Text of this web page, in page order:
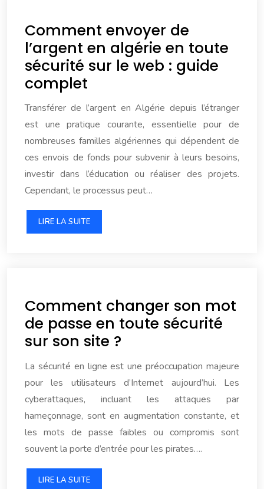
Comment envoyer de
l’argent en algérie en toute
sécurité sur le web : guide
complet
Transférer de l’argent en Algérie depuis l’étranger
est une pratique courante, essentielle pour de
nombreuses familles algériennes qui dépendent de
ces envois de fonds pour subvenir à leurs besoins,
investir dans l’éducation ou réaliser des projets.
Cependant, le processus peut…
LIRE LA SUITE
Comment changer son mot
de passe en toute sécurité
sur son site ?
La sécurité en ligne est une préoccupation majeure
pour les utilisateurs d’Internet aujourd’hui. Les
cyberattaques, incluant les attaques par
hameçonnage, sont en augmentation constante, et
les mots de passe faibles ou compromis sont
souvent la porte d’entrée pour les pirates….
LIRE LA SUITE